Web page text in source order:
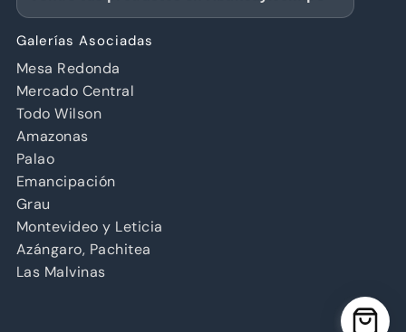
Galerías Asociadas
Mesa Redonda
Mercado Central
Todo Wilson
Amazonas
Palao
Emancipación
Grau
Montevideo y Leticia
Azángaro, Pachitea
Las Malvinas